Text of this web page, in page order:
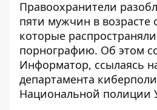
Правоохранители
пяти мужчин в возрасте
которые
порнографию. Об этом
Информатор, ссылаясь
департамента
Национальной полиции